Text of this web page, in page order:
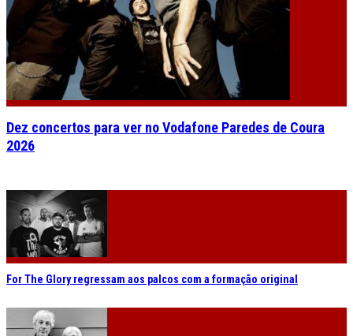
Dez concertos para ver no Vodafone Paredes de Coura
2026
For The Glory regressam aos palcos com a formação original